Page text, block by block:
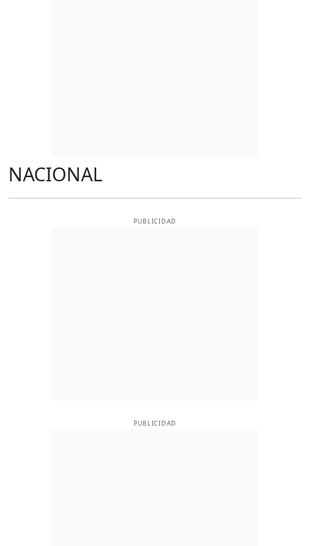
NACIONAL
PUBLICIDAD
PUBLICIDAD